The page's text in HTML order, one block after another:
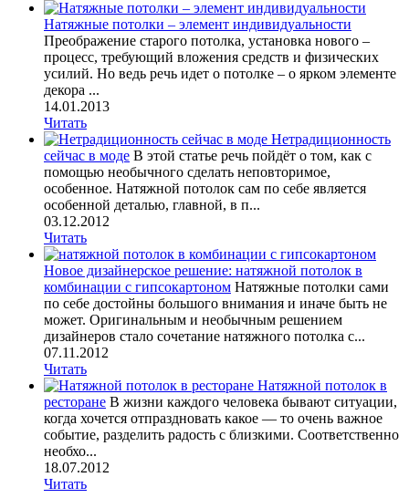
Натяжные потолки – элемент индивидуальности
Преображение старого потолка, установка нового –
процесс, требующий вложения средств и физических
усилий. Но ведь речь идет о потолке – о ярком элементе
декора ...
14.01.2013
Читать
Нетрадиционность
сейчас в моде В этой статье речь пойдёт о том, как с
помощью необычного сделать неповторимое,
особенное. Натяжной потолок сам по себе является
особенной деталью, главной, в п...
03.12.2012
Читать
Новое дизайнерское решение: натяжной потолок в
комбинации с гипсокартоном Натяжные потолки сами
по себе достойны большого внимания и иначе быть не
может. Оригинальным и необычным решением
дизайнеров стало сочетание натяжного потолка с...
07.11.2012
Читать
Натяжной потолок в
ресторане В жизни каждого человека бывают ситуации,
когда хочется отпраздновать какое — то очень важное
событие, разделить радость с близкими. Соответственно
необхо...
18.07.2012
Читать